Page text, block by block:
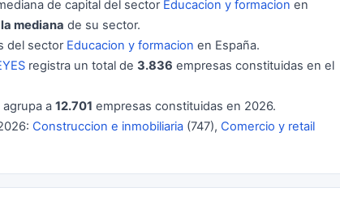
de capital del sector Educacion y formacion en
mediana de su sector.
del sector Educacion y formacion en España.
registra un total de 3.836 empresas constituidas en el
agrupa a 12.701 empresas constituidas en 2026.
Construccion e inmobiliaria (747), Comercio y retail